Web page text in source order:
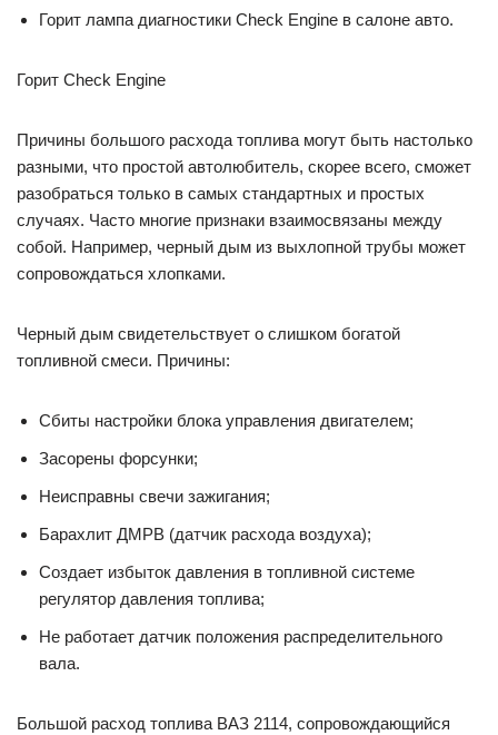
Горит лампа диагностики Check Engine в салоне авто.
Горит Check Engine
Причины большого расхода топлива могут быть настолько
разными, что простой автолюбитель, скорее всего, сможет
разобраться только в самых стандартных и простых
случаях. Часто многие признаки взаимосвязаны между
собой. Например, черный дым из выхлопной трубы может
сопровождаться хлопками.
Черный дым свидетельствует о слишком богатой
топливной смеси. Причины:
Сбиты настройки блока управления двигателем;
Засорены форсунки;
Неисправны свечи зажигания;
Барахлит ДМРВ (датчик расхода воздуха);
Создает избыток давления в топливной системе
регулятор давления топлива;
Не работает датчик положения распределительного
вала.
Большой расход топлива ВАЗ 2114, сопровождающийся